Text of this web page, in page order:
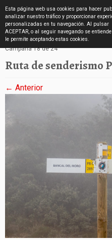
Saltar
al
contenido
Inicio » Subida al Puig Campana en
Campana 18 de 24
Ruta de senderismo
← Anterior
Esta página web usa cookies para hacer
analizar nuestro tráfico y proporcionar
personalizadas en tu navegación. Al pulsar
ACEPTAR, o al seguir navegando se
le permite aceptando estas cookies.